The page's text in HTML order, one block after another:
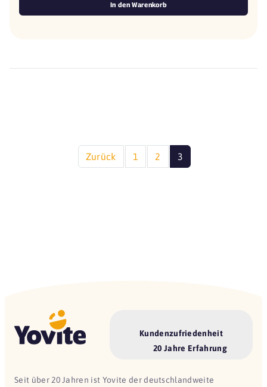
In den Warenkorb
Zurück 1 2 3
Kundenzufriedenheit
20 Jahre Erfahrung
Seit über 20 Jahren ist Yovite der deutschlandweite